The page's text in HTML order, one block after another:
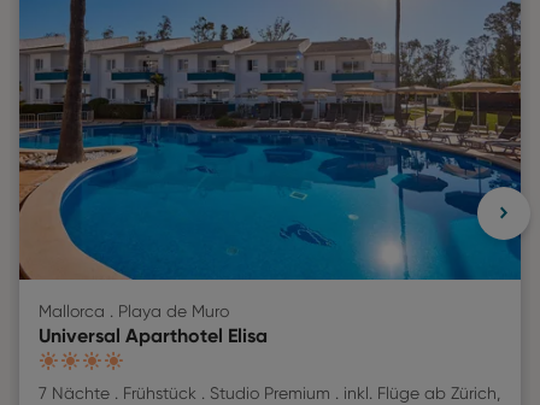
Mallorca . Playa de Muro
Universal Aparthotel Elisa
4
7 Nächte Frühstück Studio Premium inkl. Flüge ab Zürich